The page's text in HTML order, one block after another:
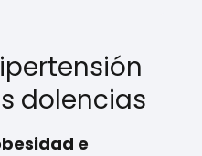
dolencias
e